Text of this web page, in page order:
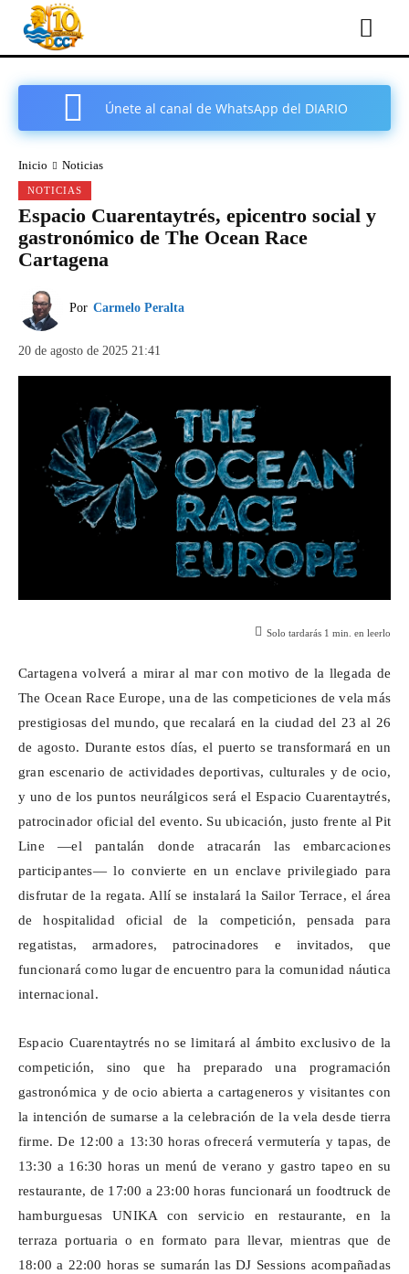
Únete al canal de WhatsApp del DIARIO
Inicio Noticias
NOTICIAS
Espacio Cuarentaytrés, epicentro social y
gastronómico de The Ocean Race
Cartagena
Por Carmelo Peralta
20 de agosto de 2025 21:41
Solo tardarás 1 min. en leerlo
Cartagena volverá a mirar al mar con motivo de la llegada de
The Ocean Race Europe, una de las competiciones de vela más
prestigiosas del mundo, que recalará en la ciudad del 23 al 26
de agosto. Durante estos días, el puerto se transformará en un
gran escenario de actividades deportivas, culturales y de ocio,
y uno de los puntos neurálgicos será el EspacioCuarentaytrés,
patrocinador oficial del evento. Su ubicación, justo frente al Pit
Line —el pantalán donde atracarán las embarcaciones
participantes— lo convierte en un enclave privilegiado para
disfrutar de la regata. Allí se instalará la Sailor Terrace, el área
de hospitalidad oficial de la competición, pensada para
regatistas, armadores, patrocinadores e invitados, que
funcionará como lugar de encuentro para la comunidad náutica
internacional.
Espacio Cuarentaytrés no se limitará al ámbito exclusivo de la
competición, sino que ha preparado una programación
gastronómica y de ocio abierta a cartageneros y visitantes con
la intención de sumarse a la celebración de la vela desde tierra
firme. De 12:00 a 13:30 horas ofrecerávermutería y tapas, de
13:30 a 16:30 horas un menú de verano y gastro tapeo en su
restaurante, de 17:00 a 23:00 horas funcionará un foodtruck de
hamburguesas UNIKA con servicio en restaurante, en la
terraza portuaria o en formato para llevar, mientras que de
18:00 a 22:00 horas se sumarán las DJ Sessions acompañadas